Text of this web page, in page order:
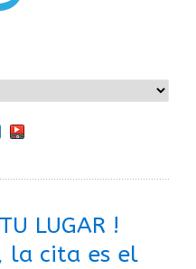
LUGAR !
la cita es el